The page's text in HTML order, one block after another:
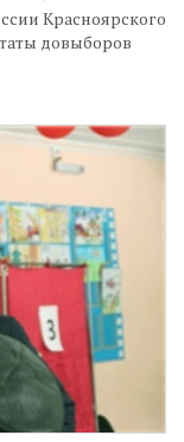
Красноярского
довыборов